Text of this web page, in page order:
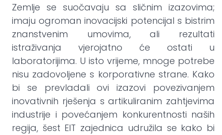
Zemlje se suočavaju sa sličnim izazovima;
imaju ogroman inovacijski potencijal s bistrim
znanstvenim umovima, ali rezultati
istraživanja vjerojatno će ostati u
laboratorijima. U isto vrijeme, mnoge potrebe
nisu zadovoljene s korporativne strane. Kako
bi se prevladali ovi izazovi povezivanjem
inovativnih rješenja s artikuliranim zahtjevima
industrije i povećanjem konkurentnosti naših
regija, šest EIT zajednica udružila se kako bi